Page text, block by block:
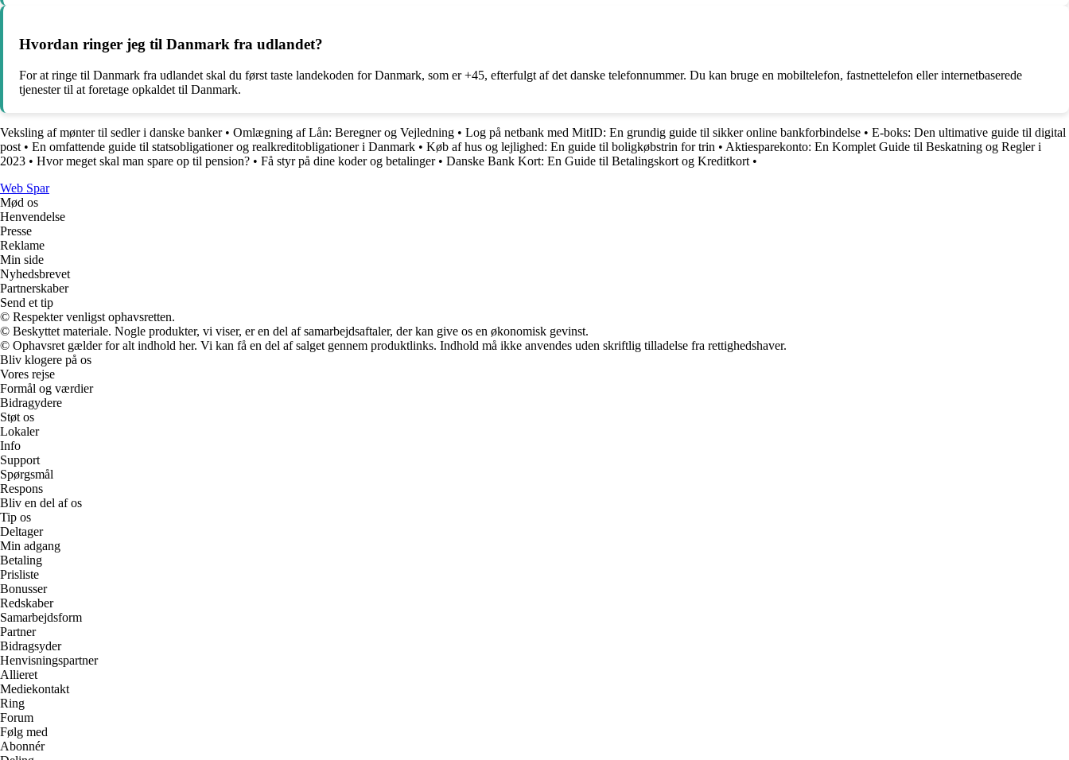
Hvordan ringer jeg til Danmark fra udlandet?
For at ringe til Danmark fra udlandet skal du først taste landekoden for Danmark, som er +45, efterfulgt af det danske telefonnummer. Du kan bruge en mobiltelefon, fastnettelefon eller internetbaserede
tjenester til at foretage opkaldet til Danmark.
Veksling af mønter til sedler i danske banker• Omlægning af Lån: Beregner og Vejledning • Log på netbank med MitID: En grundig guide til sikker online bankforbindelse • E-boks: Den ultimative guide til digital
post • En omfattende guide til statsobligationer og realkreditobligationer i Danmark • Køb af hus og lejlighed: En guide til boligkøbstrin for trin • Aktiesparekonto: En Komplet Guide til Beskatning og Regler i
2023 • Hvor meget skal man spare op til pension? • Få styr på dine koder og betalinger• Danske Bank Kort: En Guide til Betalingskort og Kreditkort •
Web Spar
Mød os
Henvendelse
Presse
Reklame
Min side
Nyhedsbrevet
Partnerskaber
Send et tip
© Respekter venligst ophavsretten.
© Beskyttet materiale. Nogle produkter, vi viser, er en del af samarbejdsaftaler, der kan give os en økonomisk gevinst.
© Ophavsret gælder for alt indhold her. Vi kan få en del af salget gennem produktlinks. Indhold må ikke anvendes uden skriftlig tilladelse fra rettighedshaver.
Bliv klogere på os
Vores rejse
Formål og værdier
Bidragydere
Støt os
Lokaler
Info
Support
Spørgsmål
Respons
Bliv en del af os
Tip os
Deltager
Min adgang
Betaling
Prisliste
Bonusser
Redskaber
Samarbejdsform
Partner
Bidragsyder
Henvisningspartner
Allieret
Mediekontakt
Ring
Forum
Følg med
Abonnér